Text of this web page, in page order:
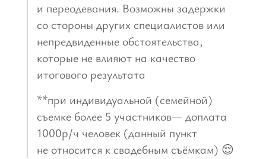
и переодевания. Возможны задержки
со стороны других специалистов или
непредвиденные обстоятельства,
которые не влияют на качество
итогового результата
**при индивидуальной (семейной)
съемке более 5 участников— доплата
1000р/ч человек (данный пункт
не относится к свадебным съёмкам) 😌